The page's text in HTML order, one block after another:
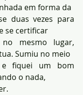
em forma da
duas vezes para
se certificar
mesmo lugar,
Sumiu no meio
e fiquei um bom
o nada,